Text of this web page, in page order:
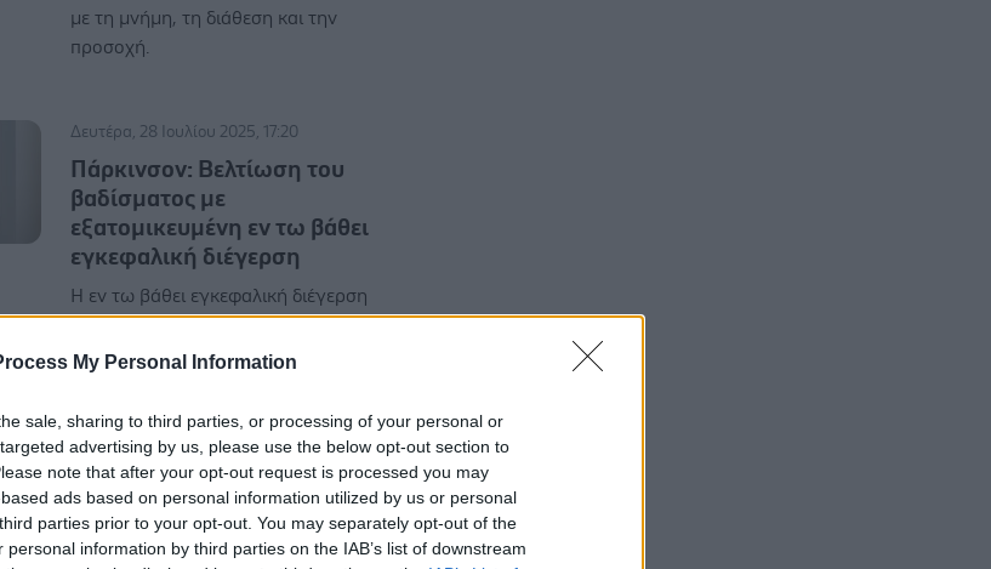
My Personal Information
sale, sharing to third parties, or processing of your personal or
advertising by us, please use the below opt-out section to
note that after your opt-out request is processed you may
ads based on personal information utilized by us or personal
parties prior to your opt-out. You may separately opt-out of the
information by third parties on the IAB’s list of downstream
με τη μνήμη, τη διάθεση και την
προσοχή.
Δευτέρα, 28 Ιουλίου 2025, 17:20
Πάρκινσον: Βελτίωση του
βαδίσματος με
εξατομικευμένη εν τω βάθει
εγκεφαλική διέγερση
Η εν τω βάθει εγκεφαλική διέγερση
εγκεφαλική δραστηριότητα και το
μπορεί να βελτιώσει αποτελεσματικά
την ικανότητα βάδισης, σύμφωνα με
νέα μελέτη.